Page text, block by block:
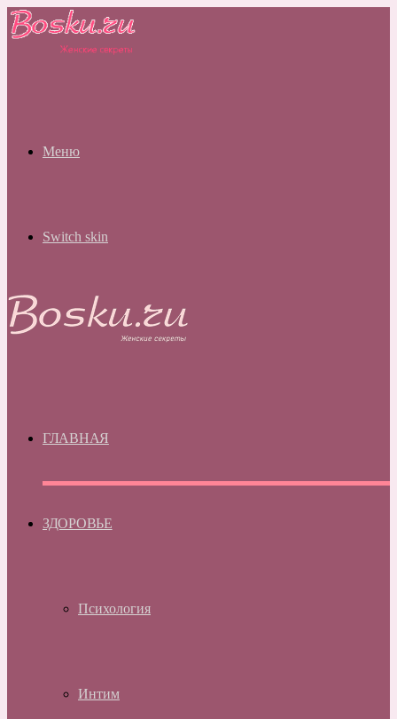
Меню
Switch skin
ГЛАВНАЯ
ЗДОРОВЬЕ
Психология
Интим